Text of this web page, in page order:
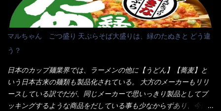
ア担当は2人程度しか居ないんだよねぇ～ それに注文はタッチパ
ネル！！ 凄いよなぁ～ 20年位前は、フロア担当だけでも5人は
居たと思うけど・・・ 判らず店員さんを呼ぶピンポンを・・・ク
ーポンなんだけどと伝えると、丁寧にタッチパネルで～と教えて
くれたが、何故かタッチパネルがクーポンを受け付けない！！ 店
員さんも、アレー？といいながら私が受け付けますので・・・と
消えていった。 タッチパネルのやつ、安いのは嫌うんだな！？こ
のヤロー！ 待つ事暫し・・・10分は越えたと思うけど・・・出て
来ました。 こちらが本日のサラメシ【ホーリーバジル香る、タイ
マルちゃん ごつ盛り 天ぷらそば大盛りは、緑のたぬきと どう違
う？
日本のカップ麺業界では、ラーメンの他に【うどん】【蕎麦】と
いう日本古来の麺類も製品化されている。 大方のメーカーもリリ
ースしている訳でだが、同じメーカーで思いっきり製品としてブ
ッキングするような商品をだしている事も少なからずあり、今回